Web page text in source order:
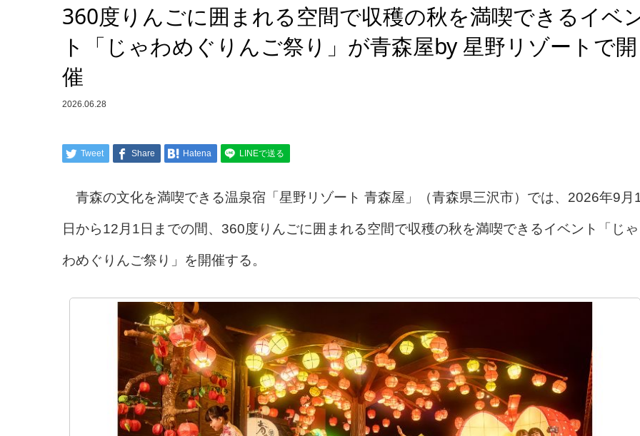
360度りんごに囲まれる空間で収穫の秋を満喫できるイベ
ト「じゃわめぐりんご祭り」が青森屋by 星野リゾートで開
催
2026.06.28
Tweet Share Hatena LINEで送る
青森の文化を満喫できる温泉宿「星野リゾート 青森屋」（青森県三沢市）では、2026年9月
日から12月1日までの間、360度りんごに囲まれる空間で収穫の秋を満喫できるイベント「じゃ
わめぐりんご祭り」を開催する。